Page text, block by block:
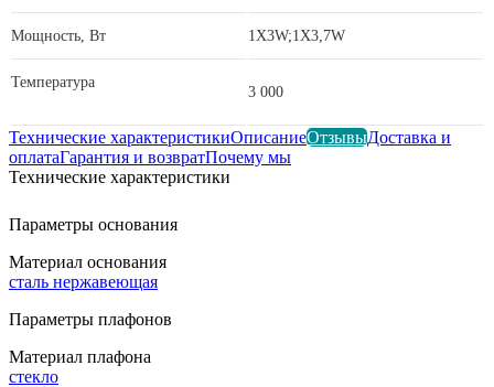
Мощность, Вт 1X3W;1X3,7W
Температура
3 000
Технические характеристикиОписаниеОтзывыДоставка и
оплатаГарантия и возвратПочему мы
Технические характеристики
Параметры основания
Материал основания
сталь нержавеющая
Параметры плафонов
Материал плафона
стекло